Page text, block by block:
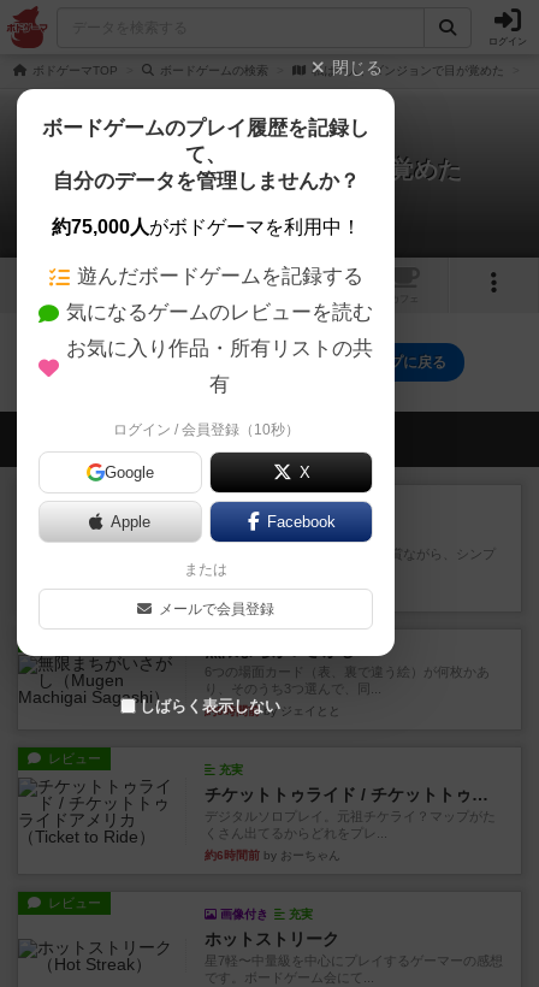
ログイン
ボドゲーマTOP ボードゲームの検索 私は一人、ダンジョンで目が覚めた
私は一人、ダンジョンで目が覚めた
0件の戦略やコツ
1 2
私は一人、ダンジョンで目が覚めたのトップに戻る
会員の新しい投稿
レビュー
花火
ずっと前のドイツ年間ゲーム大賞ながら、シンプ
ルで簡単な小ゲームで今でも...
約2時間前by tamio
6つの場面カード（表、裏で違う絵）が何枚かあ
り、そのうち3つ選んで、同...
約5時間前by ジェイとと
レビュー
充実
チケットトゥライド / チケットトゥライドアメリカ
デジタルソロプレイ。元祖チケライ？マップがた
くさん出てるからどれをプレ...
約6時間前 by おーちゃん
レビュー
画像付き 充実
ホットストリーク
星7軽〜中量級を中心にプレイするゲーマーの感想
です。ボードゲーム会にて...
閉じる
ボードゲームのプレイ履歴を記録し
て、
自分のデータを管理しませんか？
約75,000人がボドゲーマを利用中！
遊んだボードゲームを記録する
気になるゲームのレビューを読む
お気に入り作品・所有リストの共
有
ログイン / 会員登録（10秒）
Google X
Apple Facebook
または
メールで会員登録
しばらく表示しない